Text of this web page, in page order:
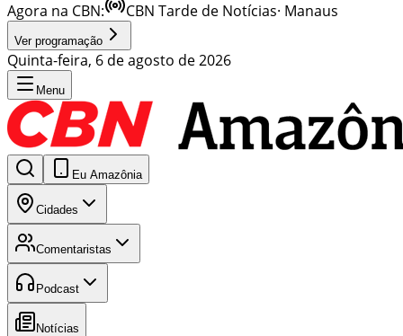
Agora na CBN:
CBN Tarde de Notícias· Manaus
Ver programação
Quinta-feira, 6 de agosto de 2026
Menu
Eu Amazônia
Cidades
Comentaristas
Podcast
Notícias